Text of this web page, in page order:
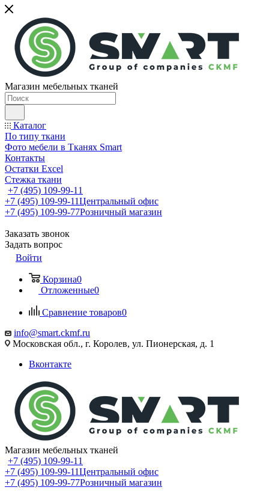
Магазин мебельных тканей
Каталог
По типу ткани
Фото мебели в Тканях Smart
Контакты
Остатки Excel
Стежка ткани
+7 (495) 109-99-11
+7 (495) 109-99-11Центральный офис
+7 (495) 109-99-77Розничный магазин
Заказать звонок
Задать вопрос
Войти
Корзина0
Отложенные0
Сравнение товаров0
info@smart.ckmf.ru
Московская обл., г. Королев, ул. Пионерская, д. 1
Вконтакте
Магазин мебельных тканей
+7 (495) 109-99-11
+7 (495) 109-99-11Центральный офис
+7 (495) 109-99-77Розничный магазин